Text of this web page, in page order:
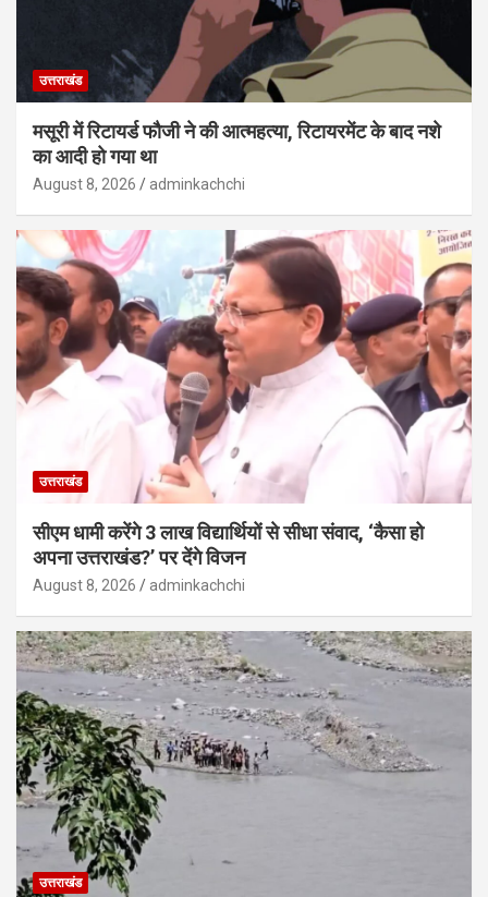
उत्तराखंड
मसूरी में रिटायर्ड फौजी ने की आत्महत्या, रिटायरमेंट के बाद नशे
का आदी हो गया था
August 8, 2026 adminkachchi
उत्तराखंड
सीएम धामी करेंगे 3 लाख विद्यार्थियों से सीधा संवाद, ‘कैसा हो
अपना उत्तराखंड?’ पर देंगे विजन
August 8, 2026 adminkachchi
उत्तराखंड